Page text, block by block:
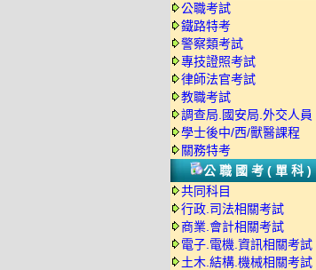
公職考試
鐵路特考
警察類考試
專技證照考試
律師法官考試
教職考試
調查局.國安局.外交人員
學士後中/西/獸醫課程
關務特考
公職國考(單科)
共同科目
行政.司法相關考試
商業.會計相關考試
電子.電機.資訊相關考試
土木.結構.機械相關考試